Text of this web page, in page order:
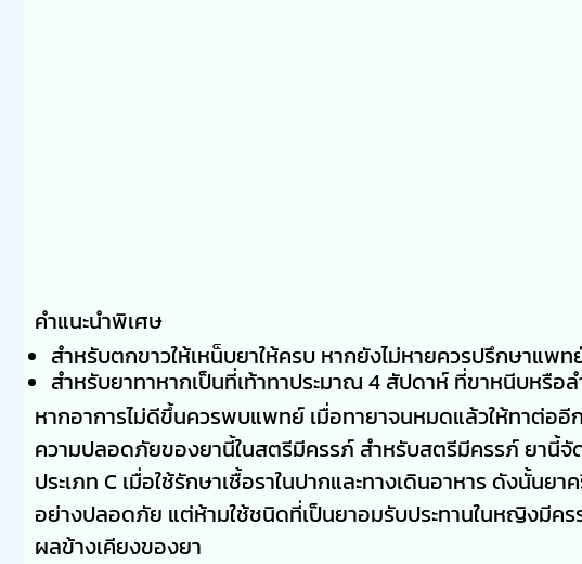
คำแนะนำพิเศษ
สำหรับตกขาวให้เหน็บยาให้ครบ หากยังไม่หายควรปรึกษาแพท
สำหรับยาทาหากเป็นที่เท้าทาประมาณ 4 สัปดาห์ ที่ขาหนีบหรือ
หากอาการไม่ดีขึ้นควรพบแพทย์ เมื่อทายาจนหมดแล้วให้ทาต่ออี
ความปลอดภัยของยานี้ในสตรีมีครรภ์ สำหรับสตรีมีครรภ์ ยานี้จั
ประเภท C เมื่อใช้รักษาเชื้อราในปากและทางเดินอาหาร ดังนั้น
อย่างปลอดภัย แต่ห้ามใช้ชนิดที่เป็นยาอมรับประทานในหญิงมีค
ผลข้างเคียงของยา